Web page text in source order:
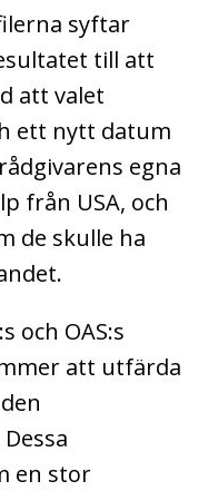
syftar
till att
att valet
ett nytt datum
egna
från USA, och
de skulle ha
och OAS:s
att utfärda
en stor